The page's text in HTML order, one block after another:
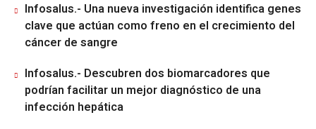
Infosalus.- Una nueva investigación identifica genes
clave que actúan como freno en el crecimiento del
cáncer de sangre
Infosalus.- Descubren dos biomarcadores que
podrían facilitar un mejor diagnóstico de una
infección hepática